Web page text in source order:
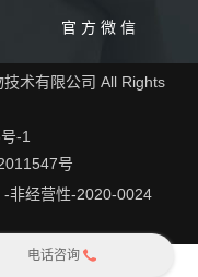
官 方 微 信
术有限公司 All Rights
-1
号
-非经营性-2020-0024
电话咨询